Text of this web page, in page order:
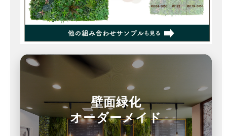
壁面緑化
オーダーメイド